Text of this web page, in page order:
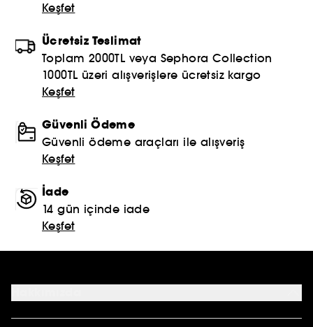
Keşfet
Ücretsiz Teslimat
Toplam 2000TL veya Sephora Collection
1000TL üzeri alışverişlere ücretsiz kargo
Keşfet
Güvenli Ödeme
Güvenli ödeme araçları ile alışveriş
Keşfet
İade
14 gün içinde iade
Keşfet
Mağazalar